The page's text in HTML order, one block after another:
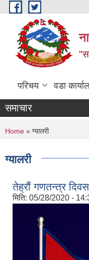
Skip to main content
परिचय वडा
समाचार
You are here
Home » ग्यालरी
ग्यालरी
तेह्रौं गणतन्त्र
मिति: 05/28/2020 -